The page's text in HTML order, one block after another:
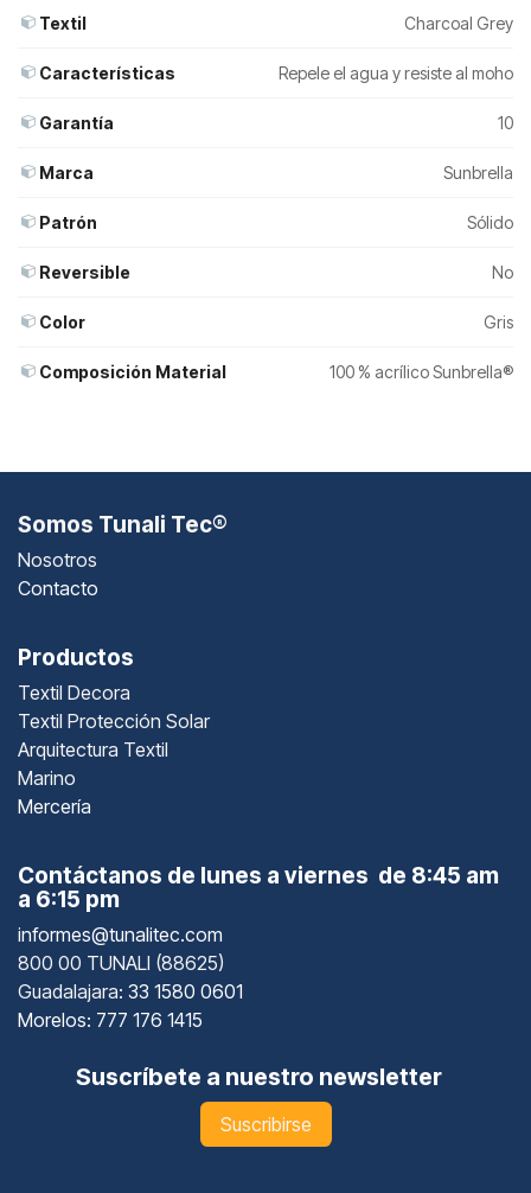
Textil Charcoal Grey
Características Repele el agua y resiste al moho
Garantía 10
Marca Sunbrella
Patrón Sólido
Reversible No
Color Gris
Composición Material 100 % acrílico Sunbrella®
Somos Tunali Tec®
Nosotros
Contacto
Productos
Textil Decora
Textil Protección Solar
Arquitectura Textil
Marino
Mercería
Contáctanos de lunes a viernes de 8:45 am
a 6:15 pm
informes@tunalitec.com
800 00 TUNALI (88625)
Guadalajara: 33 1580 0601
Morelos: 777 176 1415
Suscríbete a nuestro newsletter
Suscribirse